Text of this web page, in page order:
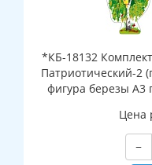
*КБ-18132
Патриотический-2
фигура березы А3
Цена
−